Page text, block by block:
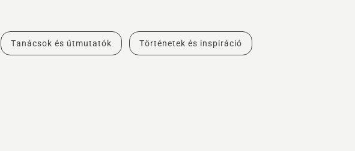
Tanácsok és útmutatók Történetek és inspiráció